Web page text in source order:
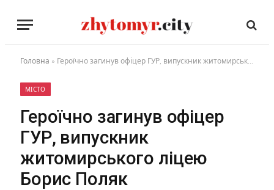
Головна » Героїчно загинув офіцер ГУР, випускник житомирського ліцею Борис Поляк
МІСТО
Героїчно загинув офіцер
ГУР, випускник
житомирського ліцею
Борис Поляк